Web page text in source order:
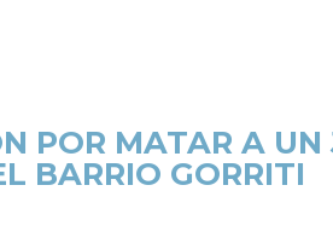
POR MATAR A
BARRIO GORRITI